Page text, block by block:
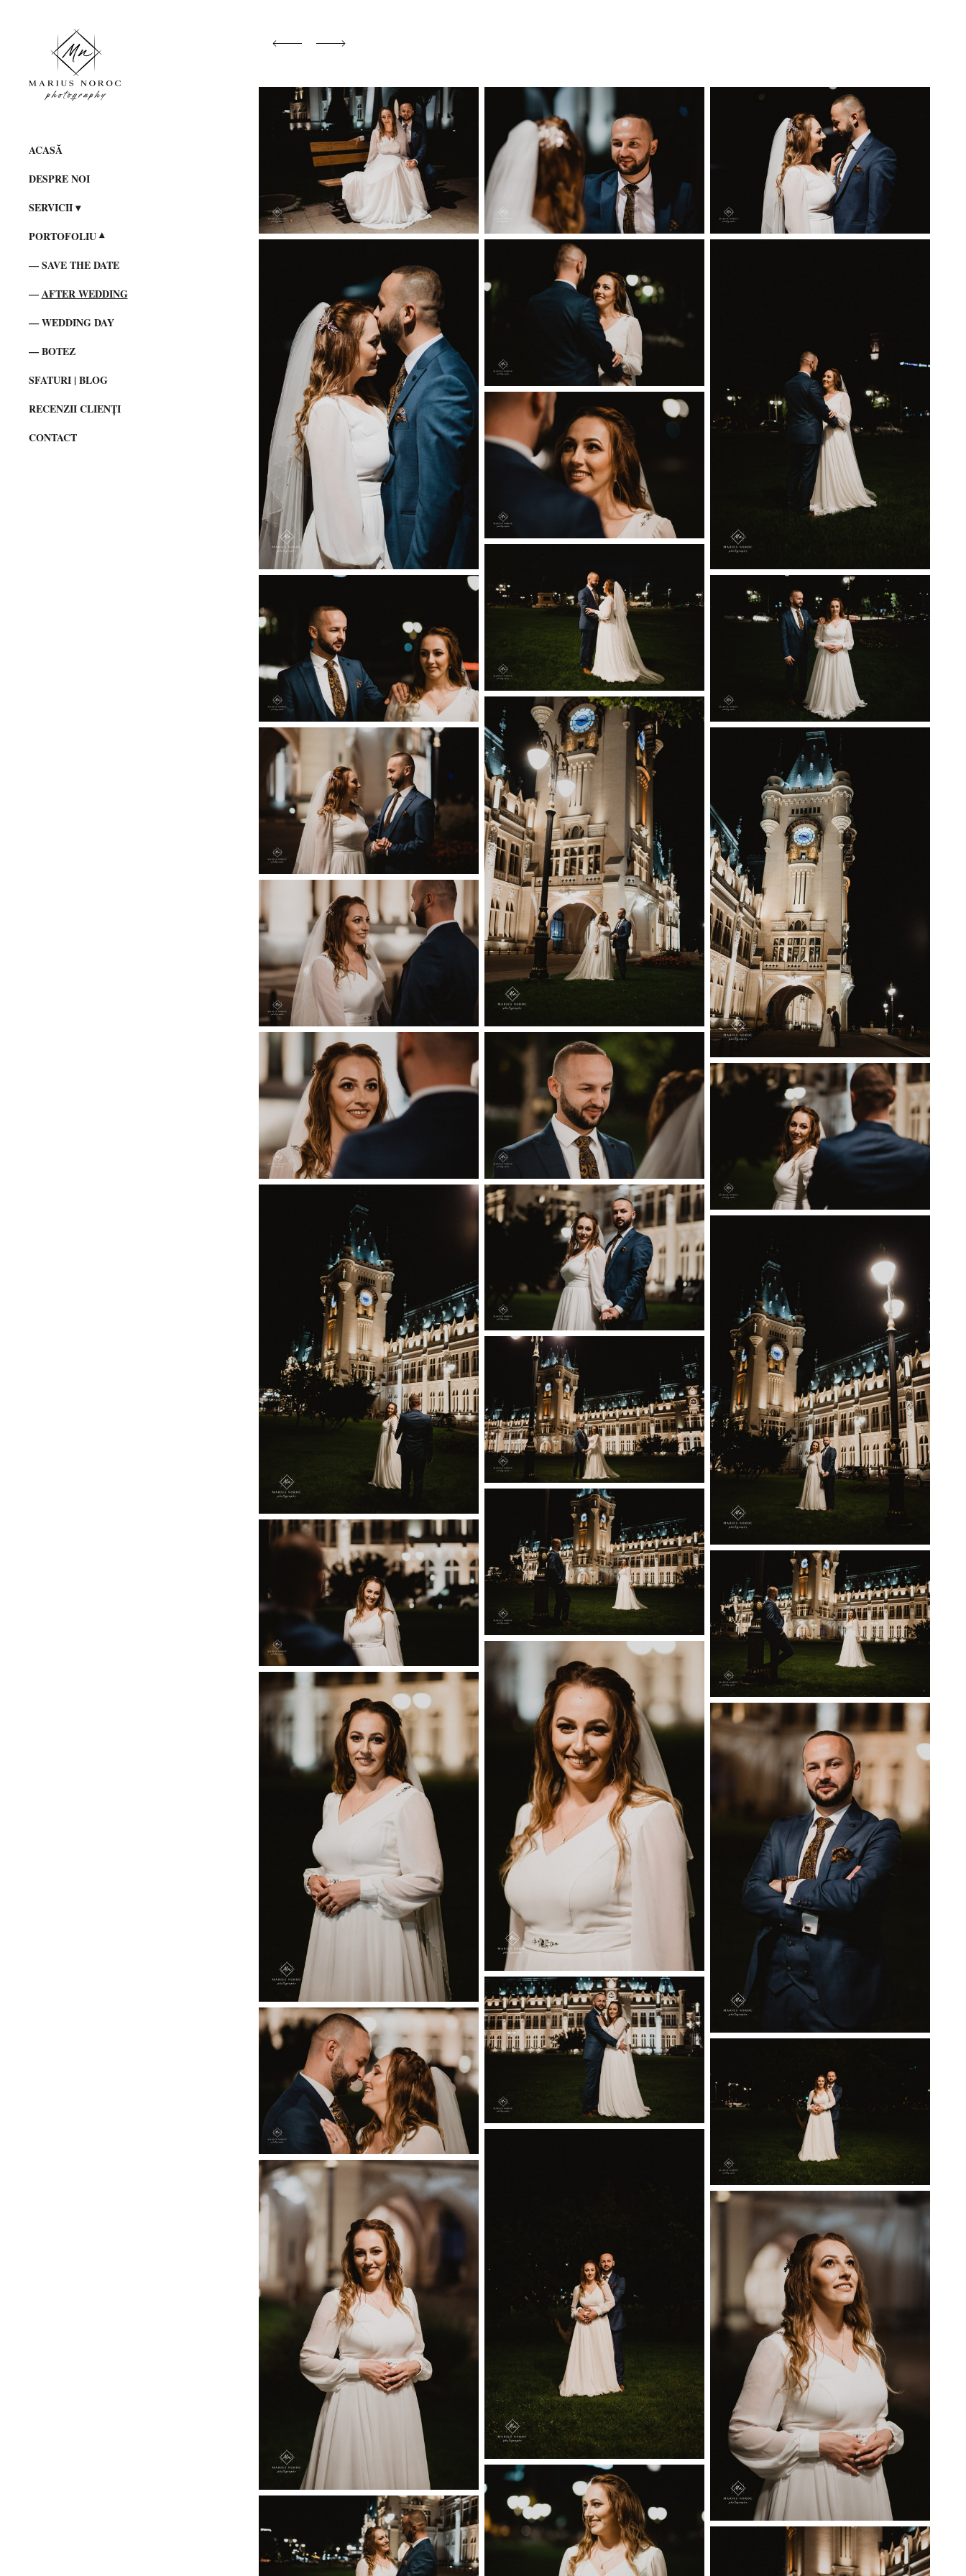
ACASĂ
DESPRE NOI
SERVICII
PORTOFOLIU
SAVE THE DATE
AFTER WEDDING
WEDDING DAY
BOTEZ
SFATURI | BLOG
RECENZII CLIENȚI
CONTACT